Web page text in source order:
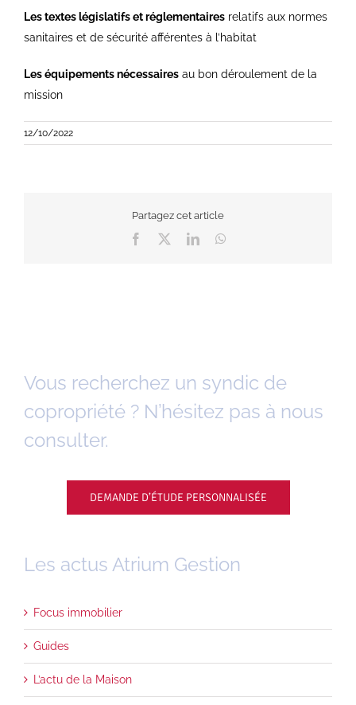
Les textes législatifs et réglementaires relatifs aux normes
sanitaires et de sécurité afférentes à l’habitat
Les équipements nécessaires au bon déroulement de la
mission
12/10/2022
Partagez cet article
Facebook LinkedIn
Vous recherchez un syndic de
copropriété ? N’hésitez pas à nous
consulter.
DEMANDE D’ÉTUDE PERSONNALISÉE
Les actus Atrium Gestion
Focus immobilier
Guides
L’actu de la Maison